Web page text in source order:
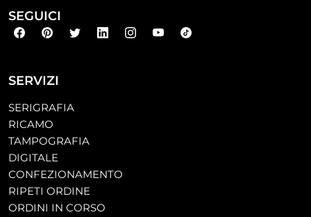
SERVIZI
SERIGRAFIA
RICAMO
TAMPOGRAFIA
DIGITALE
CONFEZIONAMENTO
RIPETI ORDINE
ORDINI IN CORSO
SEGUICI